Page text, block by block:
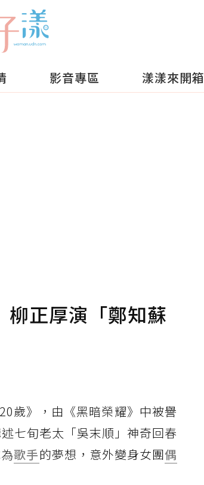
影音專區 漾漾來開箱
柳正厚演「鄭知蘇
歲》，由《黑暗榮耀》中被譽
七旬老太「吳末順」神奇回春
歌手的夢想，意外變身女團偶